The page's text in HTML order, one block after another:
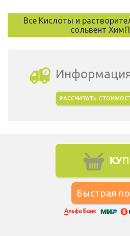
Все Кислоты и
сольвент
РАССЧИТАТЬ